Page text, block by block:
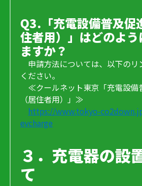
Q3.「充電設備普及促
住者用）」はどのよう
ますか？
申請方法については、以下のリ
ください。
≪クールネット東京「充電設備
（居住者用）」≫
https://www.tokyo-
evcharge
３．充電器の設
て